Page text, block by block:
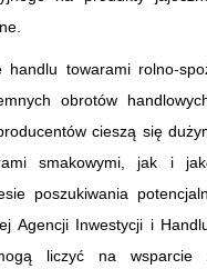
handlu towarami rolno-
obrotów
cieszą się
smakowymi, jak i
poszukiwania
Agencji Inwestycji i
liczyć na